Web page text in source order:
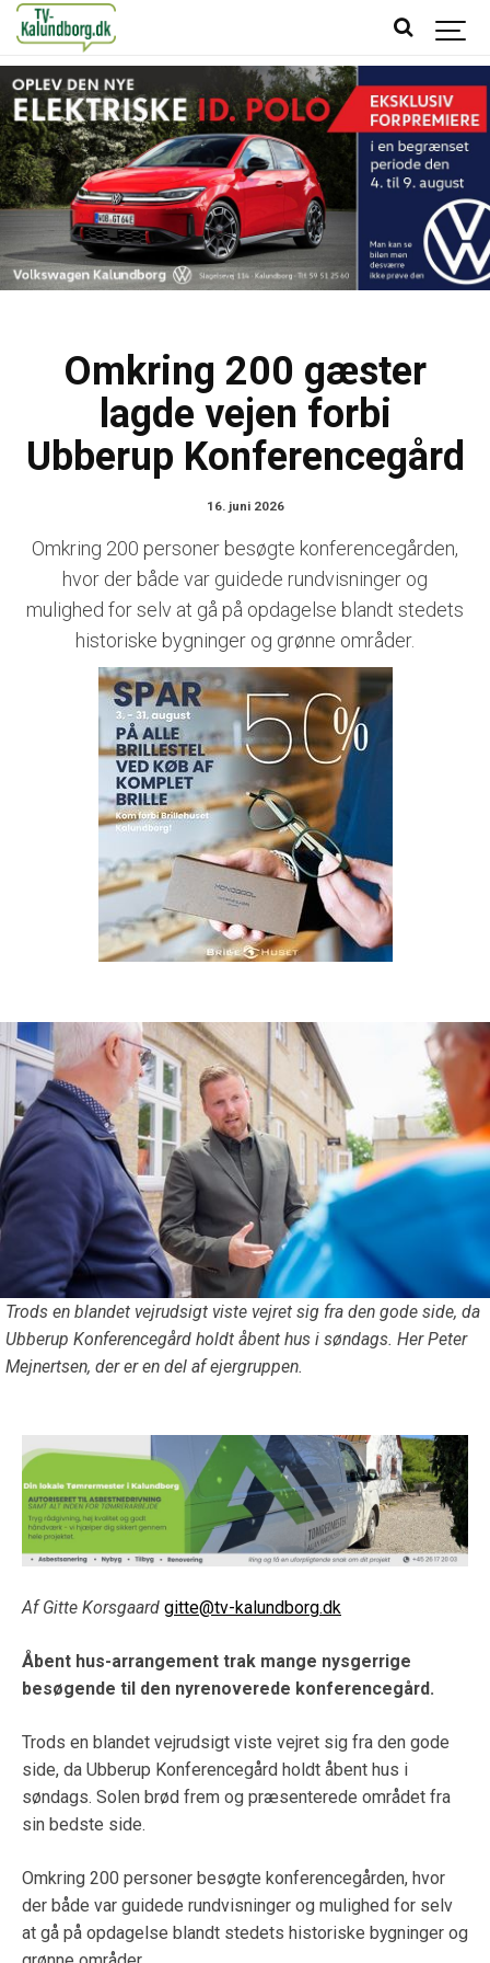
Omkring 200 gæster
lagde vejen forbi
Ubberup Konferencegård
16. juni 2026
Omkring 200 personer besøgte konferencegården,
hvor der både var guidede rundvisninger og
mulighed for selv at gå på opdagelse blandt stedets
historiske bygninger og grønne områder.
Trods en blandet vejrudsigt viste vejret sig fra den gode side, da
Ubberup Konferencegård holdt åbent hus i søndags. Her Peter
Mejnertsen, der er en del af ejergruppen.
Af Gitte Korsgaard gitte@tv-kalundborg.dk
Åbent hus-arrangement trak mange nysgerrige
besøgende til den nyrenoverede konferencegård.
Trods en blandet vejrudsigt viste vejret sig fra den gode
side, da Ubberup Konferencegård holdt åbent hus i
søndags. Solen brød frem og præsenterede området fra
sin bedste side.
Omkring 200 personer besøgte konferencegården, hvor
der både var guidede rundvisninger og mulighed for selv
at gå på opdagelse blandt stedets historiske bygninger og